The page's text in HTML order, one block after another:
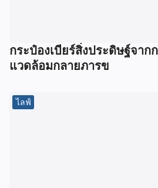
กระป๋องเบียร์สิ่งประดิษฐ์จา
แวดล้อมกลายภารข
ไลฟ์